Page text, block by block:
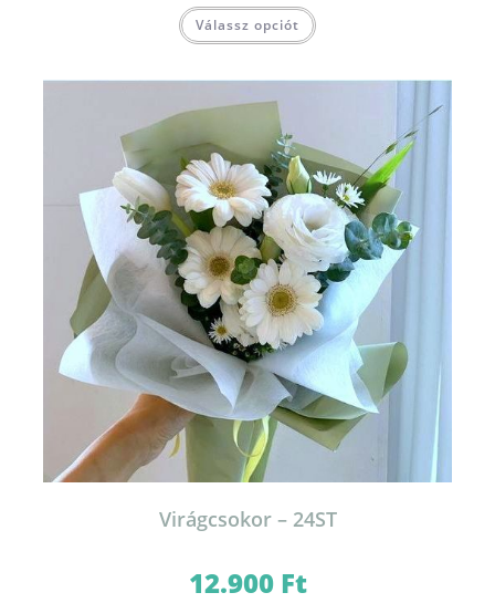
Válassz opciót
Virágcsokor – 24ST
12.900 Ft